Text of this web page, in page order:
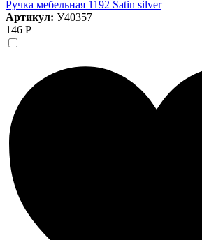
Ручка мебельная 1192 Satin silver
Артикул: У40357
146 Р